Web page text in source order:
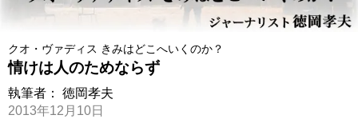
クオ・ヴァディス きみはどこへいくのか？
情けは人のためならず
執筆者： 徳岡孝夫
2013年12月10日